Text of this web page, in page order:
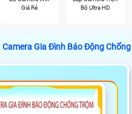
Giá Rẻ
Bộ Ultra HD
Camera Gia Đình Báo Động